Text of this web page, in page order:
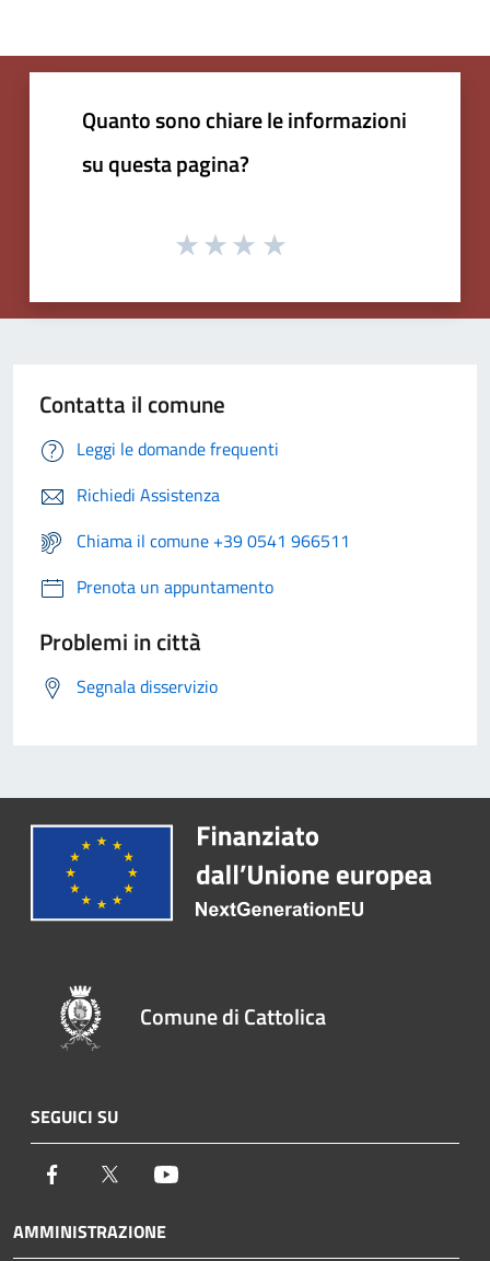
Quanto sono chiare le informazioni
su questa pagina?
Contatta il comune
Leggi le domande frequenti
Richiedi Assistenza
Chiama il comune +39 0541 966511
Prenota un appuntamento
Problemi in città
Segnala disservizio
Comune di Cattolica
SEGUICI SU
Facebook Twitter
AMMINISTRAZIONE